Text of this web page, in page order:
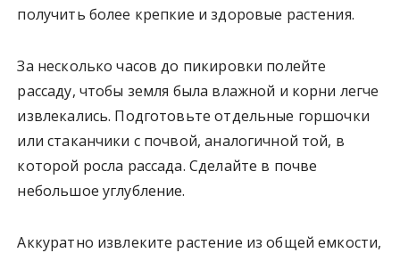
получить более крепкие и здоровые растения.
За несколько часов до пикировки полейте
рассаду, чтобы земля была влажной и корни легче
извлекались. Подготовьте отдельные горшочки
или стаканчики с почвой, аналогичной той, в
которой росла рассада. Сделайте в почве
небольшое углубление.
Аккуратно извлеките растение из общей емкости,